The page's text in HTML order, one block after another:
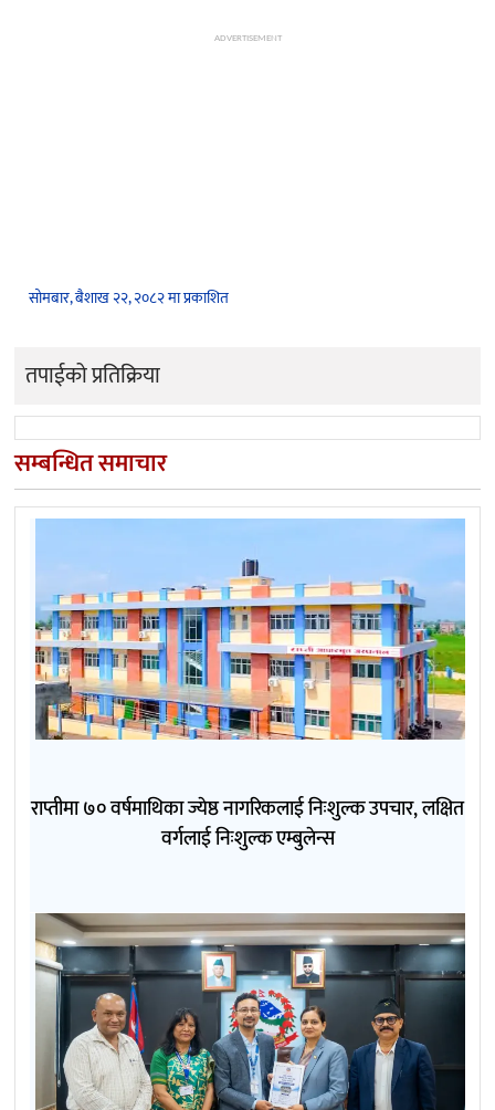
ADVERTISEMENT
सोमबार, बैशाख २२, २०८२ मा प्रकाशित
तपाईको प्रतिक्रिया
सम्बन्धित समाचार
राप्तीमा ७० वर्षमाथिका ज्येष्ठ नागरिकलाई निःशुल्क उपचार, लक्षित
वर्गलाई निःशुल्क एम्बुलेन्स